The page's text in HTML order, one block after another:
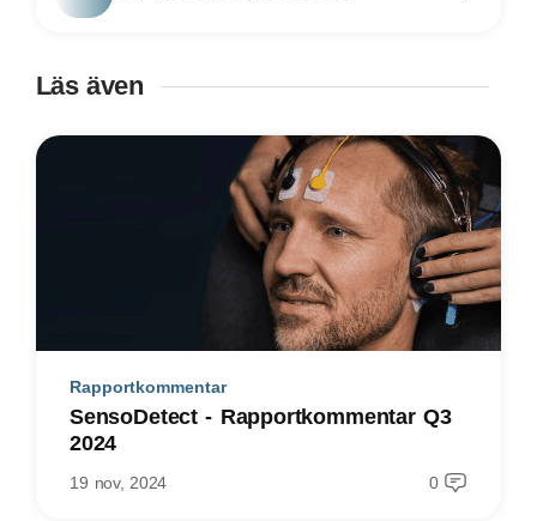
Läs även
Rapportkommentar
SensoDetect - Rapportkommentar Q3
2024
19 nov, 2024 0